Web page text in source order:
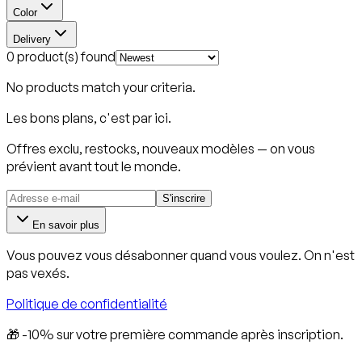
Color
Delivery
0 product(s) found
No products match your criteria.
Les bons plans, c'est par ici.
Offres exclu, restocks, nouveaux modèles — on vous
prévient avant tout le monde.
S'inscrire
En savoir plus
Vous pouvez vous désabonner quand vous voulez. On n'est
pas vexés.
Politique de confidentialité
🎁 -10% sur votre première commande après inscription.